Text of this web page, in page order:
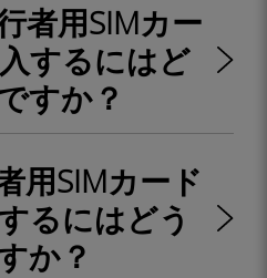
者用SIMカー
するにはど
すか？
用SIMカード
るにはどう
か？